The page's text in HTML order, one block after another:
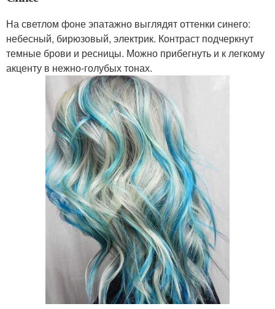
На светлом фоне эпатажно выглядят оттенки синего:
небесный, бирюзовый, электрик. Контраст подчеркнут
темные брови и ресницы. Можно прибегнуть и к легкому
акценту в нежно-голубых тонах.